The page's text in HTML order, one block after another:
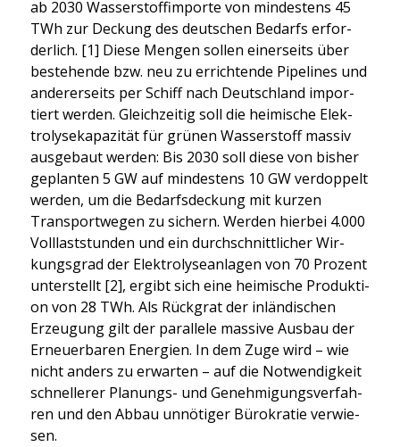
ab 2030 Was­ser­stoff­im­por­te von min­des­tens 45
TWh zur Deckung des deut­schen Bedarfs erfor­
der­lich. [1] Die­se Men­gen sol­len einer­seits über
bestehen­de bzw. neu zu errich­ten­de Pipe­lines und
ande­rer­seits per Schiff nach Deutsch­land impor­
tiert wer­den. Gleich­zei­tig soll die hei­mi­sche Elek­
tro­ly­se­ka­pa­zi­tät für grü­nen Was­ser­stoff mas­siv
aus­ge­baut wer­den: Bis 2030 soll die­se von bis­her
geplan­ten 5 GW auf min­des­tens 10 GW ver­dop­pelt
wer­den, um die Bedarfs­de­ckung mit kur­zen
Trans­port­we­gen zu sichern. Wer­den hier­bei 4.000
Voll­last­stun­den und ein durch­schnitt­li­cher Wir­
kungs­grad der Elek­tro­ly­se­an­la­gen von 70 Pro­zent
unter­stellt [2], ergibt sich eine hei­mi­sche Pro­duk­ti­
on von 28 TWh. Als Rück­grat der inlän­di­schen
Erzeu­gung gilt der par­al­le­le mas­si­ve Aus­bau der
Erneu­er­ba­ren Ener­gien. In dem Zuge wird – wie
nicht anders zu erwar­ten – auf die Not­wen­dig­keit
schnel­le­rer Pla­nungs- und Geneh­mi­gungs­ver­fah­
ren und den Abbau unnö­ti­ger Büro­kra­tie ver­wie­
sen.